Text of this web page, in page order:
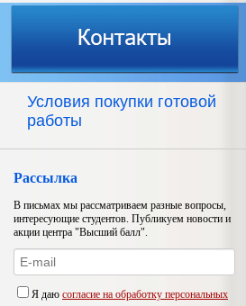
Условия покупки готовой
работы
Рассылка
В письмах мы рассматриваем разные вопросы,
интересующие студентов. Публикуем новости и
акции центра "Высший балл".
Я даю согласие на обработку персональных